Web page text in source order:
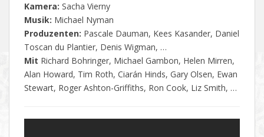
Kamera: Sacha Vierny
Musik: Michael Nyman
Produzenten: Pascale Dauman, Kees Kasander, Daniel
Toscan du Plantier, Denis Wigman, …
Mit Richard Bohringer, Michael Gambon, Helen Mirren,
Alan Howard, Tim Roth, Ciarán Hinds, Gary Olsen, Ewan
Stewart, Roger Ashton-Griffiths, Ron Cook, Liz Smith, …